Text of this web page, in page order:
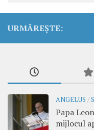
URMĂREȘTE:
ANGELUS /
Papa
mijlocul